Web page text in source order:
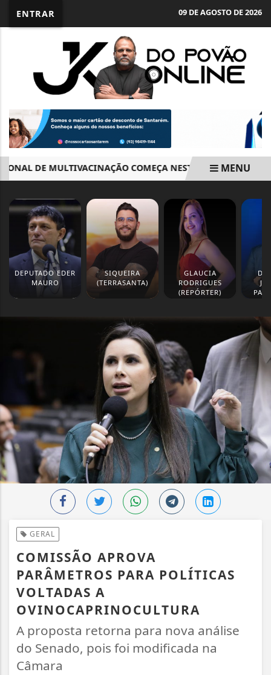
ENTRAR 09 DE AGOSTO DE 2026
DE MULTIVACINAÇÃO COMEÇA NESTA SEGUNDAMENU
DEPUTADO EDER
MAURO
SIQUEIRA
(TERRASANTA)
GLAUCIA
RODRIGUES
(REPÓRTER)
GERAL
COMISSÃO APROVA
PARÂMETROS PARA POLÍTICAS
VOLTADAS A
OVINOCAPRINOCULTURA
A proposta retorna para nova análise
do Senado, pois foi modificada na
Câmara